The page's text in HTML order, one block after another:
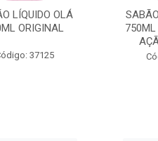
LÍQUIDO OLÁ
ORIGINAL
37125
750ML